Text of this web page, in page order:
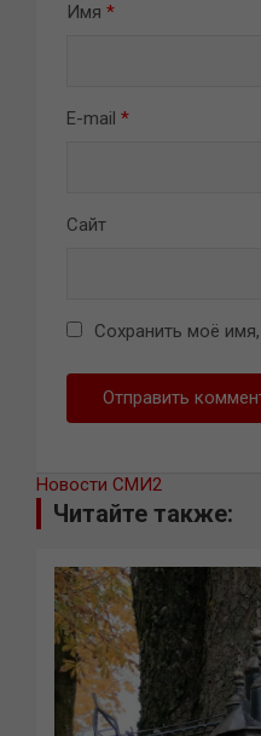
Имя *
E-mail *
Сайт
Сохранить моё
Новости СМИ2
Читайте также: